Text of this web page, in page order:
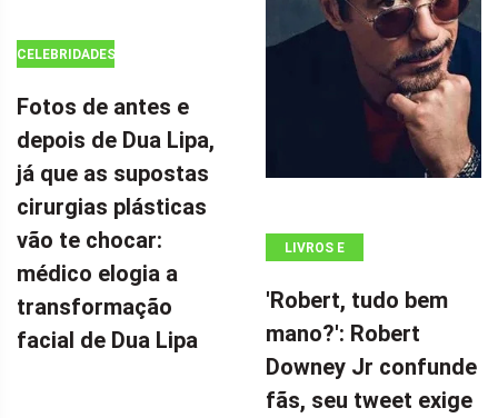
CELEBRIDADES
Fotos de antes e
depois de Dua Lipa,
já que as supostas
cirurgias plásticas
vão te chocar:
médico elogia a
transformação
facial de Dua Lipa
LIVROS E
'Robert, tudo bem
mano?': Robert
Downey Jr confunde
fãs, seu tweet exige